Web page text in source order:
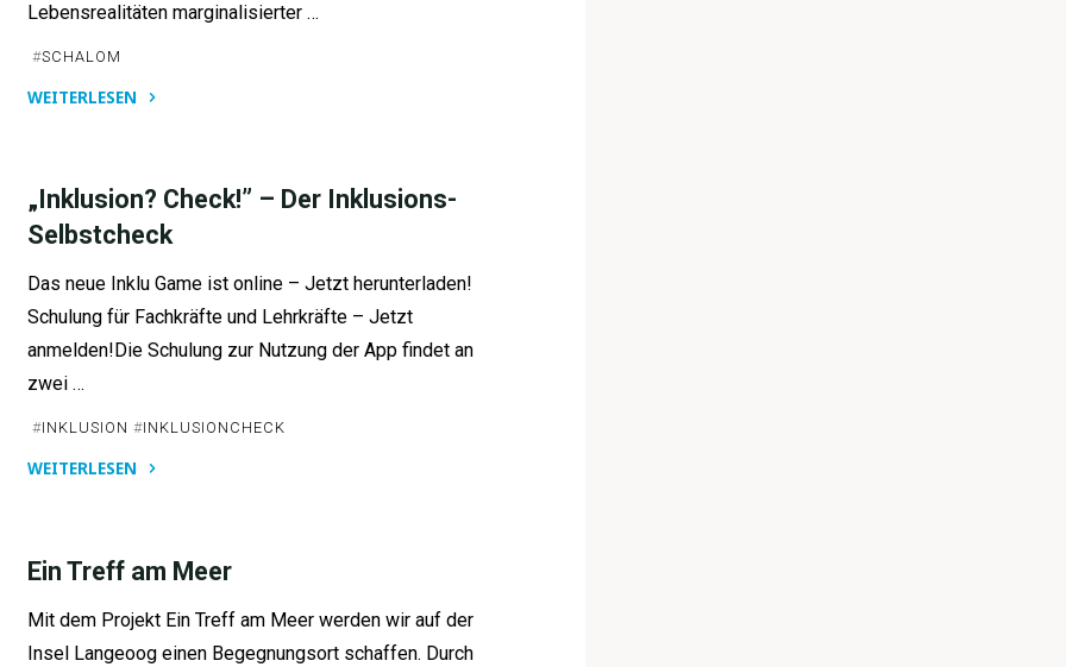
Lebensrealitäten marginalisierter …
#SCHALOM
WEITERLESEN
Salam"
„Inklusion? Check!” – Der Inklusions-
Selbstcheck
Das neue Inklu Game ist online – Jetzt herunterladen!
Schulung für Fachkräfte und Lehrkräfte – Jetzt
anmelden!Die Schulung zur Nutzung der App findet an
zwei …
#INKLUSION #INKLUSIONCHECK
WEITERLESEN
–
Inklusions-
Selbstcheck"
Ein Treff am Meer
Mit dem Projekt Ein Treff am Meer werden wir auf der
Insel Langeoog einen Begegnungsort schaffen. Durch